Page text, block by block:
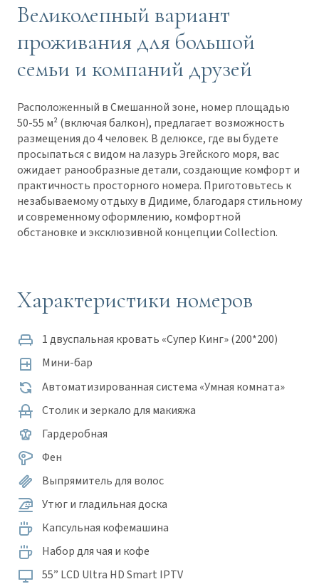
Великолепный вариант
проживания для большой
семьи и компаний друзей
Расположенный в Смешанной зоне, номер площадью
50-55 м² (включая балкон), предлагает возможность
размещения до 4 человек. В делюксе, где вы будете
просыпаться с видом на лазурь Эгейского моря, вас
ожидает ранообразные детали, создающие комфорт и
практичность просторного номера. Приготовьтесь к
незабываемому отдыху в Дидиме, благодаря стильному
и современному оформлению, комфортной
обстановке и эксклюзивной концепции Collection.
Характеристики номеров
1 двуспальная кровать «Супер Кинг» (200*200)
Мини-бар
Автоматизированная система «Умная комната»
Столик и зеркало для макияжа
Гардеробная
Фен
Выпрямитель для волос
Утюг и гладильная доска
Капсульная кофемашина
Набор для чая и кофе
55” LCD Ultra HD Smart IPTV